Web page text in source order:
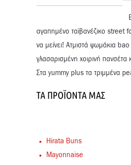
αγαπημένο ταϊβανέζικο street
να μείνει! Ατμιστά ψωμάκια bao
γλασαρισμένη χοιρινή πανσέτα
Στα yummy plus τα τριμμένα
ΤΑ ΠΡΟΪΌΝΤΑ ΜΑΣ
Hirata Buns
Mayonnaise